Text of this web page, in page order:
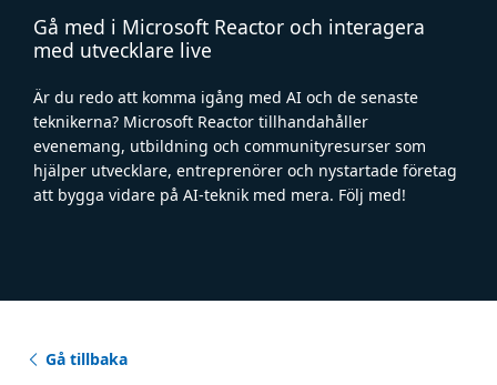
Gå med i Microsoft Reactor och interagera
med utvecklare live
Är du redo att komma igång med AI och de senaste
teknikerna? Microsoft Reactor tillhandahåller
evenemang, utbildning och communityresurser som
hjälper utvecklare, entreprenörer och nystartade företag
att bygga vidare på AI-teknik med mera. Följ med!
Gå tillbaka